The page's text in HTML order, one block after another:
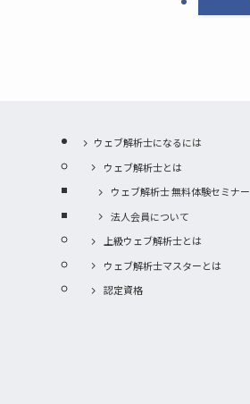
ウェブ解析士になるには
ウェブ解析士とは
ウェブ解析士 無料体験セミナー
法人会員について
上級ウェブ解析士とは
ウェブ解析士マスターとは
認定資格